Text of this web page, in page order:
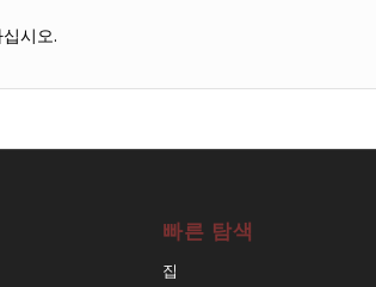
시오.
빠른 탐색
집